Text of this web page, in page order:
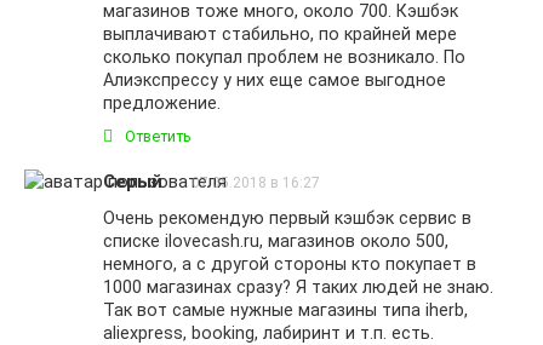
магазинов тоже много, около 700. Кэшбэк
выплачивают стабильно, по крайней мере
сколько покупал проблем не возникало. По
Алиэкспрессу у них еще самое выгодное
предложение.
Ответить
Серый 07.05.2018 в 16:27
Очень рекомендую первый кэшбэк сервис в
списке ilovecash.ru, магазинов около 500,
немного, а с другой стороны кто покупает в
1000 магазинах сразу? Я таких людей не знаю.
Так вот самые нужные магазины типа iherb,
aliexpress, booking, лабиринт и т.п. есть.